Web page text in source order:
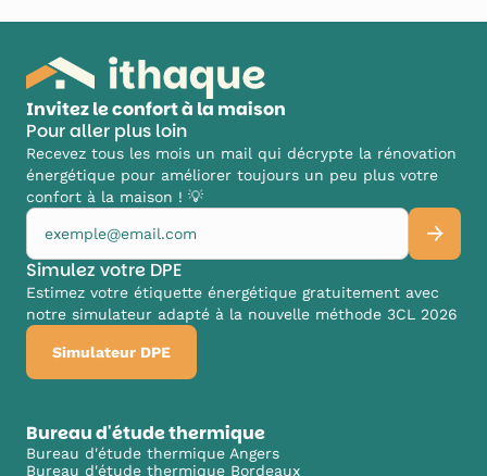
Invitez le confort à la maison
Pour aller plus loin
Recevez tous les mois un mail qui décrypte la rénovation
énergétique pour améliorer toujours un peu plus votre
confort à la maison ! 💡
Simulez votre DPE
Estimez votre étiquette énergétique gratuitement avec
notre simulateur adapté à la nouvelle méthode 3CL 2026
Simulateur DPE
Bureau d'étude thermique
Bureau d'étude thermique Angers
Bureau d'étude thermique Bordeaux